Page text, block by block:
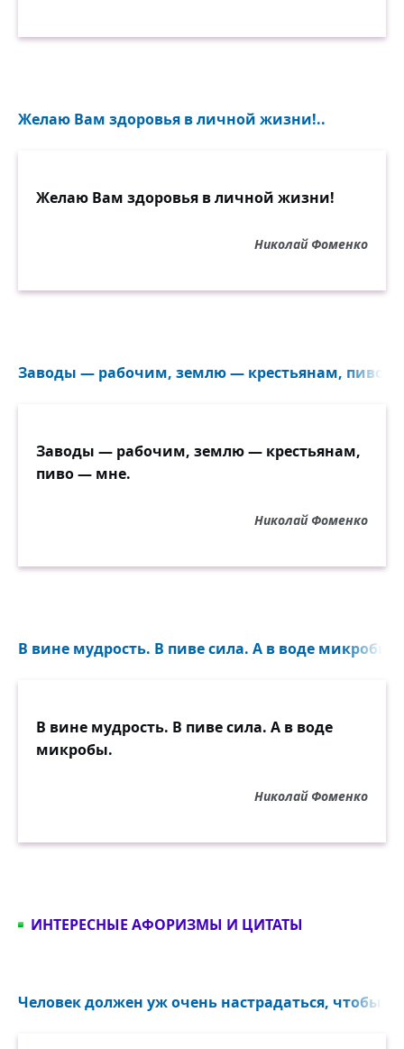
Желаю Вам здоровья в личной жизни!..
Желаю Вам здоровья в личной жизни!
Николай Фоменко
Заводы — рабочим, землю — крестьянам, пиво
Заводы — рабочим, землю — крестьянам,
пиво — мне.
Николай Фоменко
В вине мудрость. В пиве сила. А в воде микробы...
В вине мудрость. В пиве сила. А в воде
микробы.
Николай Фоменко
ИНТЕРЕСНЫЕ АФОРИЗМЫ И ЦИТАТЫ
Человек должен уж очень настрадаться, чтобы